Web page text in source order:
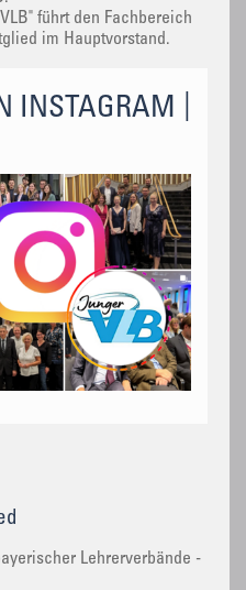
führt den Fachbereich
im Hauptvorstand.
INSTAGRAM
Lehrerverbände -